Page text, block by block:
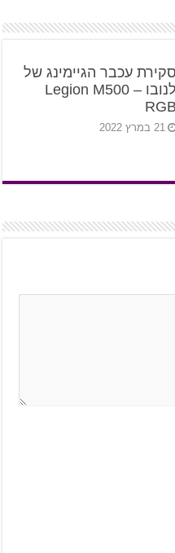
סקירת עכבר הגיימינג של
לנובו – Legion M500
RGB
21 במרץ 2022